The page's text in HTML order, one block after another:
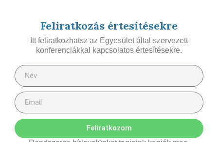
Feliratkozás értesítésekre
Itt feliratkozhatsz az Egyesület által szervezett
konferenciákkal kapcsolatos értesítésekre.
Feliratkozom